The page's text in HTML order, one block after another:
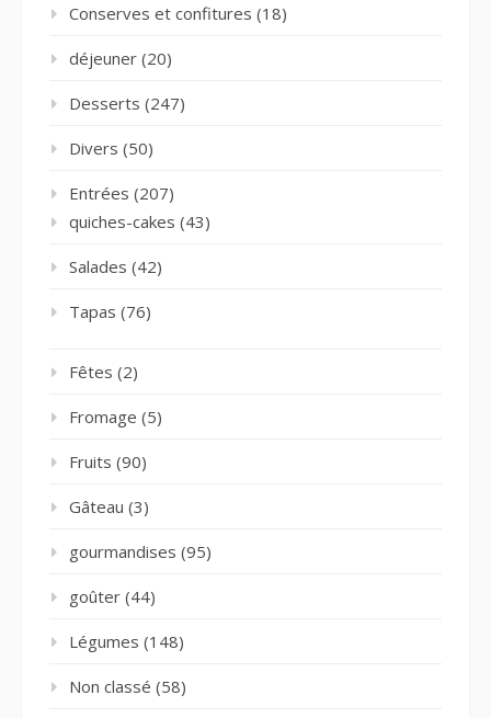
Conserves et confitures (18)
déjeuner (20)
Desserts (247)
Divers (50)
Entrées (207)
quiches-cakes (43)
Salades (42)
Tapas (76)
Fêtes (2)
Fromage (5)
Fruits (90)
Gâteau (3)
gourmandises (95)
goûter (44)
Légumes (148)
Non classé (58)